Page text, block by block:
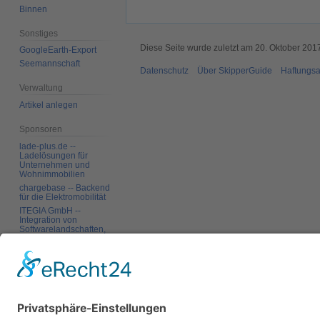
Binnen
Sonstiges
GoogleEarth-Export
Seemannschaft
Verwaltung
Artikel anlegen
Sponsoren
lade-plus.de --
Ladelösungen für
Unternehmen und
Wohnimmobilien
chargebase -- Backend
für die Elektromobilität
ITEGIA GmbH --
Integration von
Softwarelandschaften,
Werkzeuge
Änderungen an
verlinkten Seiten
Diese Seite wurde zuletzt am 20. Oktober
Datenschutz Über SkipperGuide